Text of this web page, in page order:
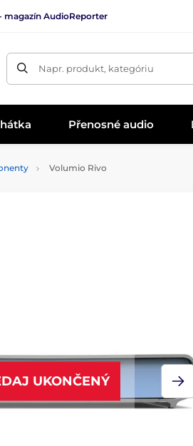
magazín AudioReporter
Napr. produkt, kategóriu
Přenosné audio
Volumio Rivo
UKONČENÝ